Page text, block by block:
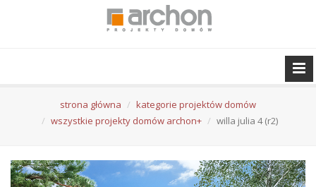
strona główna
kategorie projektów domów
wszystkie projekty domów archon+
willa julia 4 (r2)